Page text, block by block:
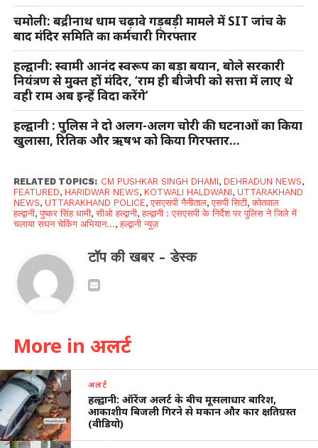
चमोली: बद्रीनाथ धाम चढ़ावे गड़बड़ी मामले में SIT जांच के
बाद मंदिर समिति का कर्मचारी गिरफ्तार
हल्द्वानी: स्वामी आनंद स्वरूप का बड़ा बयान, बोले सरकारी
नियंत्रण से मुक्त हों मंदिर, ‘राम ही बीजेपी को सत्ता में लाए थे
वही राम अब इन्हें विदा करेंगे’
हल्द्वानी : पुलिस ने दो अलग-अलग चोरी की घटनाओं का किया
खुलासा, रितिक और ऋषभ को किया गिरफ्तार…
RELATED TOPICS: CM PUSHKAR SINGH DHAMI, DEHRADUN NEWS,
FEATURED, HARIDWAR NEWS, KOTWALI HALDWANI, UTTARAKHAND
NEWS, UTTARAKHAND POLICE,एसएसपी नैनीताल,एसपी सिटी,कोतवाल
हल्द्वानी,पुष्कर सिंह धामी,सीओ हल्द्वानी,हल्द्वानी : एसएसपी के निर्देश पर पुलिस ने जिले में
चलाया सघन चेकिंग अभियान...,हल्द्वानी न्यूज़
टॉप की खबर - डेस्क
More in अलर्ट
अलर्ट
हल्द्वानी: ऑरेंज अलर्ट के बीच मूसलाधार बारिश,
आकाशीय बिजली गिरने से मकान और कार क्षतिग्रस्त
(वीडियो)